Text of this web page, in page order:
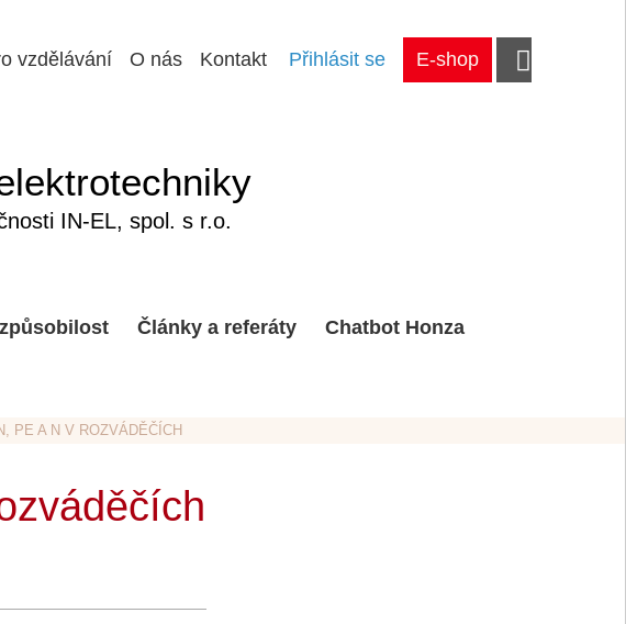
Přihlásit se E-shop
vzdělávání O nás Kontakt
IN-EL, spol. s r.o.
Články a referáty Chatbot Honza
PE A N V ROZVÁDĚČÍCH